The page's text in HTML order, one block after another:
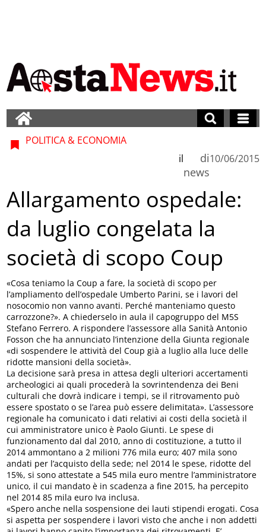
POLITICA & ECONOMIA
di
news
il 10/06/2015
Allargamento ospedale:
da luglio congelata la
società di scopo Coup
«Cosa teniamo la Coup a fare, la società di scopo per
l’ampliamento dell’ospedale Umberto Parini, se i lavori del
nosocomio non vanno avanti. Perché manteniamo questo
carrozzone?». A chiederselo in aula il capogruppo del M5S
Stefano Ferrero. A rispondere l’assessore alla Sanità Antonio
Fosson che ha annunciato l’intenzione della Giunta regionale
«di sospendere le attività del Coup già a luglio alla luce delle
ridotte mansioni della società».
La decisione sarà presa in attesa degli ulteriori accertamenti
archeologici ai quali procederà la sovrintendenza dei Beni
culturali che dovrà indicare i tempi, se il ritrovamento può
essere spostato o se l’area può essere delimitata». L’assessore
regionale ha comunicato i dati relativi ai costi della società il
cui amministratore unico è Paolo Giunti. Le spese di
funzionamento dal dal 2010, anno di costituzione, a tutto il
2014 ammontano a 2 milioni 776 mila euro; 407 mila sono
andati per l’acquisto della sede; nel 2014 le spese, ridotte del
15%, si sono attestate a 545 mila euro mentre l’amministratore
unico, il cui mandato è in scadenza a fine 2015, ha percepito
nel 2014 85 mila euro Iva inclusa.
«Spero anche nella sospensione dei lauti stipendi erogati. Cosa
si aspetta per sospendere i lavori visto che anche i non addetti